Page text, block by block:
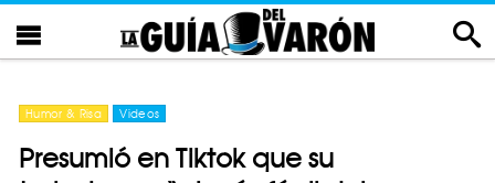
Humor & Risa Videos
Presumió en Tiktok que su